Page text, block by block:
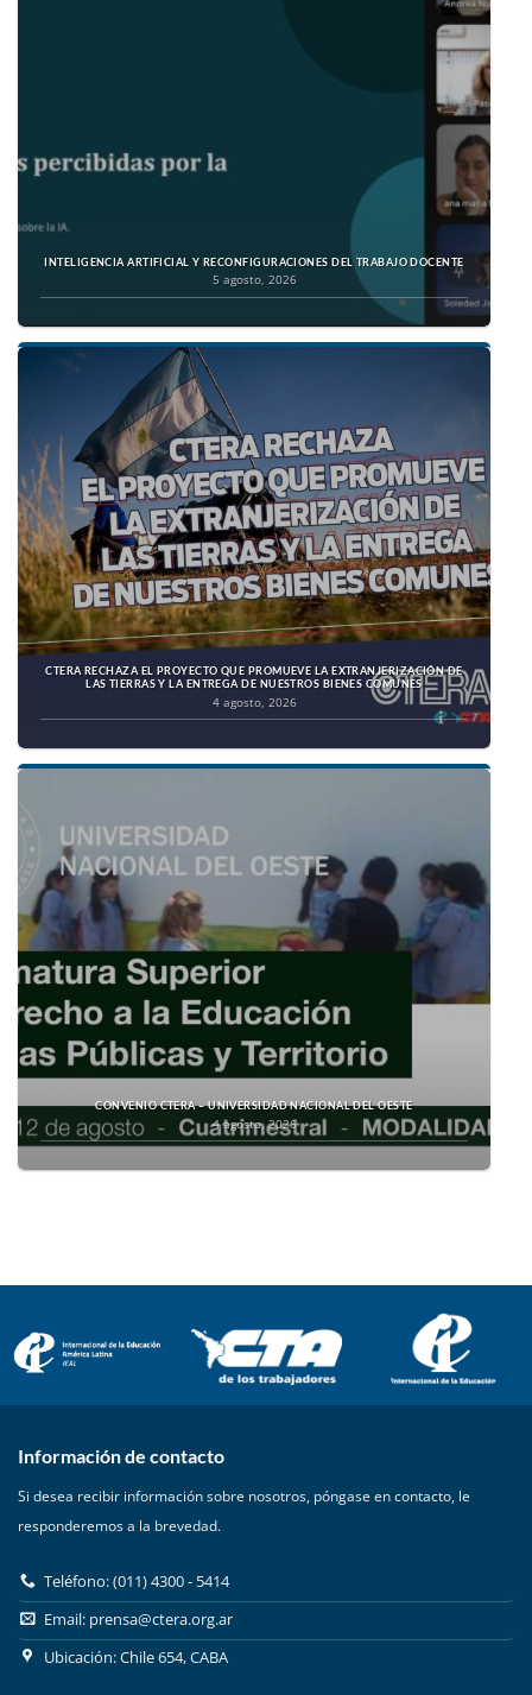
INTELIGENCIA ARTIFICIAL Y RECONFIGURACIONES DEL TRABAJO DOCENTE
5 agosto, 2026
CTERA RECHAZA EL PROYECTO QUE PROMUEVE LA EXTRANJERIZACIÓN DE
LAS TIERRAS Y LA ENTREGA DE NUESTROS BIENES COMUNES
4 agosto, 2026
CONVENIO CTERA – UNIVERSIDAD NACIONAL DEL OESTE
4 agosto, 2026
Información de contacto
Si desea recibir información sobre nosotros, póngase en contacto, le
responderemos a la brevedad.
Teléfono: (011) 4300 - 5414
Email: prensa@ctera.org.ar
Ubicación: Chile 654, CABA